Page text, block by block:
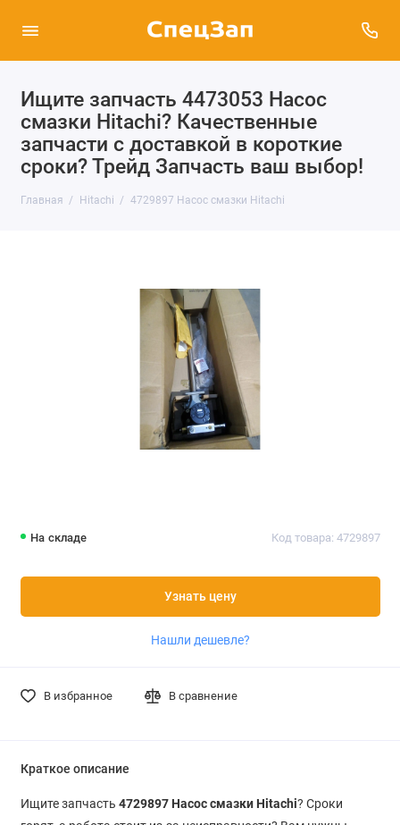
Ищите запчасть 4473053 Насос
смазки Hitachi? Качественные
запчасти с доставкой в короткие
сроки? Трейд Запчасть ваш выбор!
Главная Hitachi 4729897 Насос смазки Hitachi
На складе Код товара: 4729897
Узнать цену
Нашли дешевле?
В избранное В сравнение
Краткое описание
Ищите запчасть 4729897 Насос смазки Hitachi? Сроки